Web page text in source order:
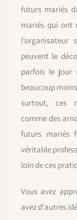
futurs mariés
mariés qui ont
peuvent le
parfois le jour
beaucoup
surtout, ces
comme des
futurs mariés
véritable
loin de ces
Vous avez
avez d'autres